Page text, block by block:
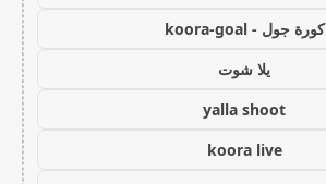
كورة جول - koora-goal
يلا شوت
yalla shoot
koora live